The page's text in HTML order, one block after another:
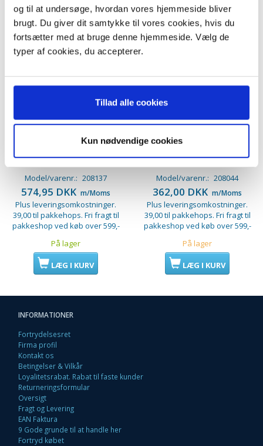
og til at undersøge, hvordan vores hjemmeside bliver
brugt. Du giver dit samtykke til vores cookies, hvis du
fortsætter med at bruge denne hjemmeside. Vælg de
typer af cookies, du accepterer.
Tillad alle cookies
Kun nødvendige cookies
Model/varenr.: 208137
574,95 DKK m/Moms
Plus leveringsomkostninger.
39,00 til pakkehops. Fri fragt til
pakkeshop ved køb over 599,-
På lager
LÆG I KURV
Model/varenr.: 208044
362,00 DKK m/Moms
Plus leveringsomkostninger.
39,00 til pakkehops. Fri fragt til
pakkeshop ved køb over 599,-
På lager
LÆG I KURV
INFORMATIONER
Fortrydelsesret
Firma profil
Kontakt os
Betingelser & Vilkår
Loyalitetsrabat. Rabat til faste kunder
Returneringsformular
Oversigt
Fragt og Levering
EAN Faktura
9 Gode grunde til at handle her
Fortryd købet